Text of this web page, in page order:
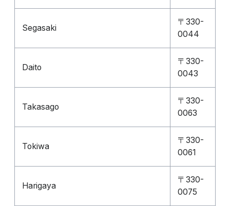
Segasaki
〒330-
0044
Daito
〒330-
0043
Takasago
〒330-
0063
Tokiwa
〒330-
0061
Harigaya
〒330-
0075